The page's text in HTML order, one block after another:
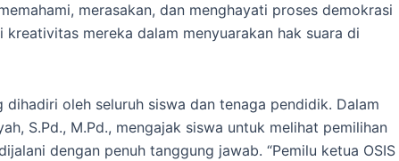
merasakan, dan menghayati proses demokrasi
mereka dalam menyuarakan hak suara di
oleh seluruh siswa dan tenaga pendidik. Dalam
S.Pd., M.Pd., mengajak siswa untuk melihat pemilihan
dengan penuh tanggung jawab. “Pemilu ketua OSIS